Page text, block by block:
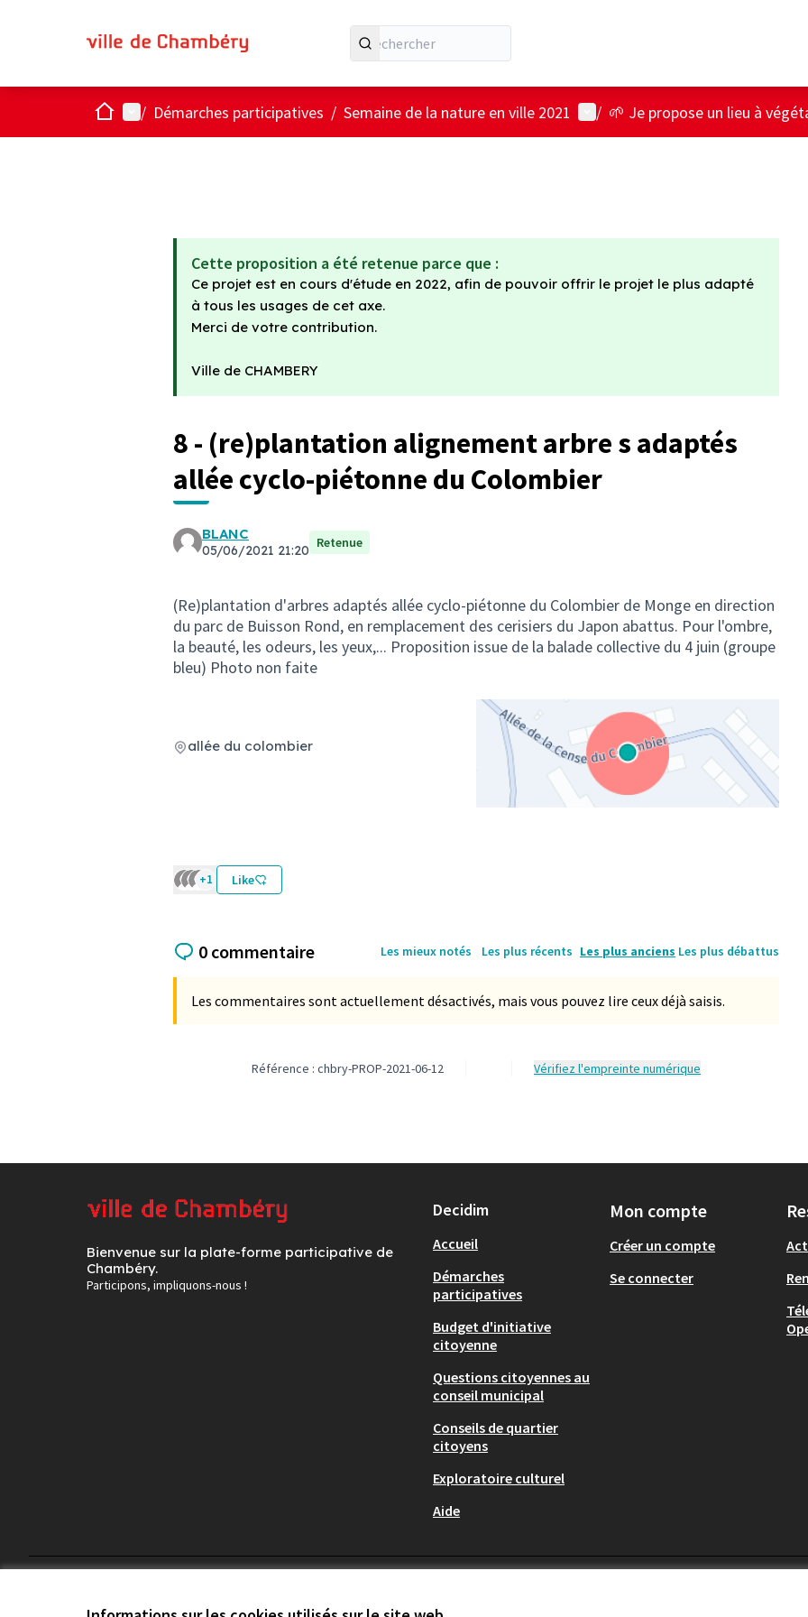
AccueilMenu principal
/ Démarches participatives / Semaine de la nature en ville 2021 Menu utilisateur
/ 🌱 Je propose un lieu à
Cette proposition a été retenue parce que :
Ce projet est en cours d'étude en 2022, afin de pouvoir offrir le projet le plus adapté
à tous les usages de cet axe.
Merci de votre contribution.
Ville de CHAMBERY
8 - (re)plantation alignement arbre s adaptés
allée cyclo-piétonne du Colombier
BLANC
05/06/2021 21:20 Retenue
(Re)plantation d'arbres adaptés allée cyclo-piétonne du Colombier de Monge en direction
du parc de Buisson Rond, en remplacement des cerisiers du Japon abattus. Pour l'ombre,
la beauté, les odeurs, les yeux,... Proposition issue de la balade collective du 4 juin (groupe
bleu) Photo non faite
allée du colombier
+1 Like
0 commentaire Les mieux notés Les plus récents Les plus anciens Les plus débattus
Les commentaires sont actuellement désactivés, mais vous pouvez lire ceux déjà saisis.
Référence : chbry-PROP-2021-06-12 Vérifiez l'empreinte numérique
Bienvenue sur la plate-forme participative de
Chambéry.
Participons, impliquons-nous !
Decidim
Accueil
Démarches
participatives
Budget d'initiative
citoyenne
Questions citoyennes au
conseil municipal
Conseils de quartier
citoyens
Exploratoire culturel
Aide
Mon compte
Créer un compte
Se connecter